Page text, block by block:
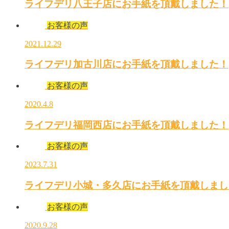
ライフデリ八王子店にお手紙を頂戴しました！
お客様の声
2021.12.29
ライフデリ加古川店にお手紙を頂戴しました！
お客様の声
2020.4.8
ライフデリ福岡西店にお手紙を頂戴しました！
お客様の声
2023.7.31
ライフデリ小城・多久店にお手紙を頂戴しま
お客様の声
2020.9.28